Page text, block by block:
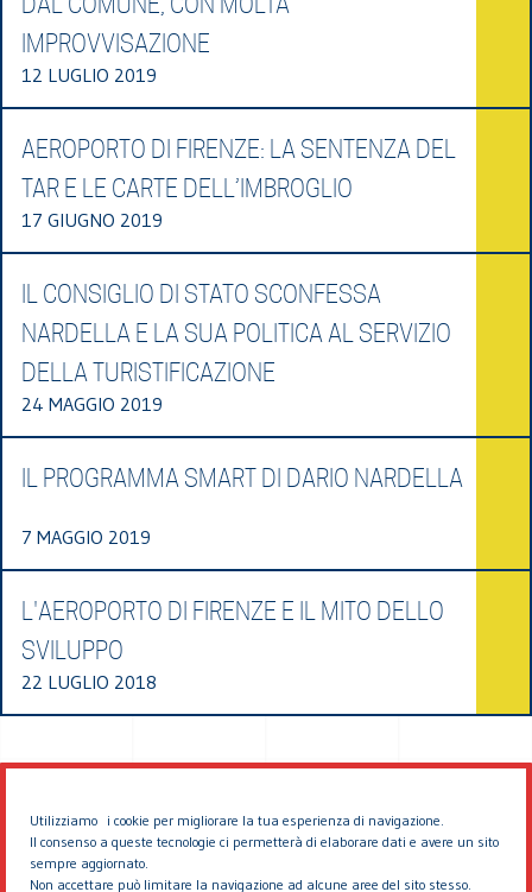
Utilizziamo i cookie per migliorare la tua esperienza di navigazione.
Il consenso a queste tecnologie ci permetterà di elaborare dati e avere un sito
sempre aggiornato.
Non accettare può limitare la navigazione ad alcune aree del sito stesso.
IMPROVVISAZIONE
12 LUGLIO 2019
AEROPORTO DI FIRENZE: LA SENTENZA DEL
TAR E LE CARTE DELL’IMBROGLIO
17 GIUGNO 2019
IL CONSIGLIO DI STATO SCONFESSA
NARDELLA E LA SUA POLITICA AL SERVIZIO
DELLA TURISTIFICAZIONE
24 MAGGIO 2019
IL PROGRAMMA SMART DI DARIO NARDELLA
7 MAGGIO 2019
L'AEROPORTO DI FIRENZE E IL MITO DELLO
SVILUPPO
22 LUGLIO 2018